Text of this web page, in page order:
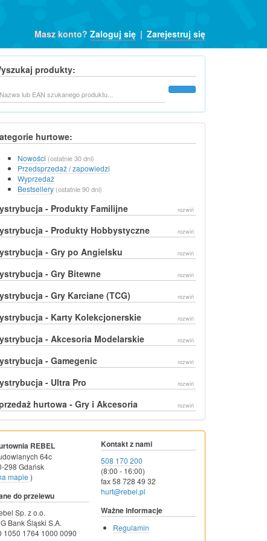
Masz konto? Zaloguj się | Zarejestruj się
produkty:
hurtowe:
Nowości (ostatnie 30 dni)
Przedsprzedaż / zapowiedzi
Wyprzedaż
Bestsellery (ostatnie 90 dni)
- Produkty Familijne rozwiń
- Produkty Hobbystyczne rozwiń
- Gry po Angielsku rozwiń
- Gry Bitewne rozwiń
- Gry Karciane (TCG) rozwiń
- Karty Kolekcjonerskie rozwiń
- Akcesoria Modelarskie rozwiń
- Gamegenic rozwiń
- Ultra Pro rozwiń
hurtowa - Gry i Akcesoria rozwiń
REBEL
64c
298 Gdańsk
mapie )
do przelewu
Sp. z o.o.
Bank Śląski S.A.
1050 1764 1000 0090
Kontakt z nami
508 170 200
(8:00 - 16:00)
fax 58 728 49 32
hurt@rebel.pl
Ważne informacje
Regulamin